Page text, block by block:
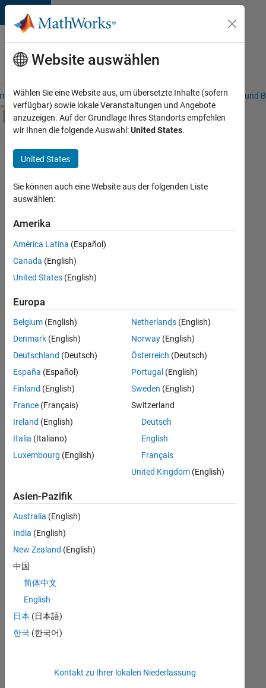
Weiter zum Inhalt
Karriere
bei
MathWorks
– Übersicht Stellensuche Niederlassungen Studierende und
Umschaltung für Off-Canvas-
Hauptinhalt
Praktika
Programm für Berufseinsteiger (EDG)
Advanced Support
Globalisierung
Infrastructure and Architecture
Software Process Engineering
Technical Writing
Web Applications and Services
+7
Derzeit
es
keine
offenen
Stellen,
Ihren
Suchkriterien
entsprechen.
können
die
Suchkriterien
weiter
fassen
oder
alle
Stellenangebote
anzeigen .
noch
keine
offenen
Stellen
können,
die
Ihren
entsprechen,
werden
unseres
Website auswählen
Wählen Sie eine Website aus, um übersetzte Inhalte (sofern
verfügbar) sowie lokale Veranstaltungen und Angebote
anzuzeigen. Auf der Grundlage Ihres Standorts empfehlen
wir Ihnen die folgende Auswahl:United States.
United States
Sie können auch eine Website aus der folgenden Liste
auswählen:
Amerika
América Latina (Español)
Canada (English)
United States (English)
Europa
Belgium (English)
Denmark (English)
Deutschland (Deutsch)
España (Español)
Finland (English)
France (Français)
Ireland (English)
Italia (Italiano)
Luxembourg (English)
Netherlands(English)
Norway(English)
Österreich (Deutsch)
Portugal (English)
Sweden (English)
Switzerland
Deutsch
English
Français
United Kingdom(English)
Asien-Pazifik
Australia (English)
India (English)
New Zealand (English)
中国
简体中文
English
日本 (日本語)
한국 (한국어)
Kontakt zu Ihrer lokalen Niederlassung